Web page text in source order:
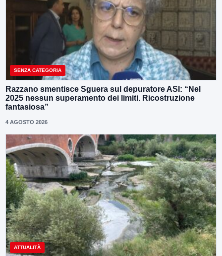
SENZA CATEGORIA
Razzano smentisce Sguera sul depuratore ASI: “Nel
2025 nessun superamento dei limiti. Ricostruzione
fantasiosa”
4 AGOSTO 2026
ATTUALITÀ